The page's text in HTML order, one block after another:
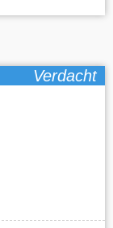
Verdacht